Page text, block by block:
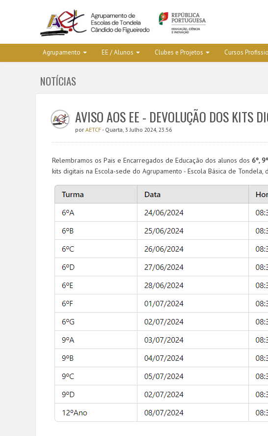
Agrupamento EE / Alunos Clubes e Projetos Cursos
NOTÍCIAS
AVISO AOS EE - DEVOLUÇÃO DOS
por AETCF- Quarta, 3 Julho 2024, 23:56
Relembramos os Pais e Encarregados de Educação dos alunos dos 6º,
kits digitais na Escola-sede do Agrupamento - Escola Básica de